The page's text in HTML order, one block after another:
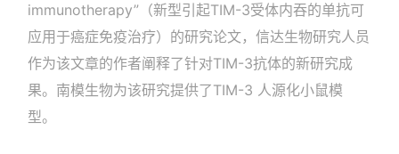
immunotherapy”（新型引起TIM-3受体内吞的单抗可
应用于癌症免疫治疗）的研究论文，信达生物研究人员
作为该文章的作者阐释了针对TIM-3抗体的新研究成
果。南模生物为该研究提供了TIM-3 人源化小鼠模
型。